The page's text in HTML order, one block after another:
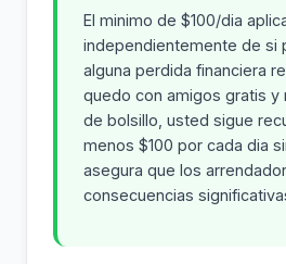
El minimo de $100/dia
independientemente de si
alguna perdida financiera
quedo con amigos gratis y
de bolsillo, usted sigue
menos $100 por cada dia
asegura que los
consecuencias